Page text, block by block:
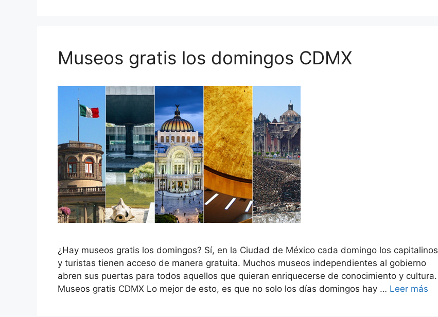
Museos gratis los domingos CDMX
¿Hay museos gratis los domingos? Sí, en la Ciudad de México cada domingo los capitalinos
y turistas tienen acceso de manera gratuita. Muchos museos independientes al gobierno
abren sus puertas para todos aquellos que quieran enriquecerse de conocimiento y cultura.
Museos gratis CDMX Lo mejor de esto, es que no solo los días domingos hay … Leer más